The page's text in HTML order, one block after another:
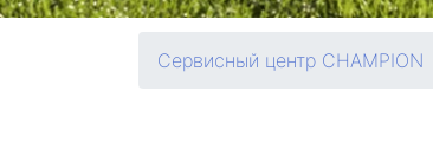
Сервисный центр CHAMPION